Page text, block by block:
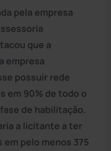
pela empresa
que a
empresa
possuir rede
em 90% de todo o
de habilitação.
a licitante a ter
pelo menos 375